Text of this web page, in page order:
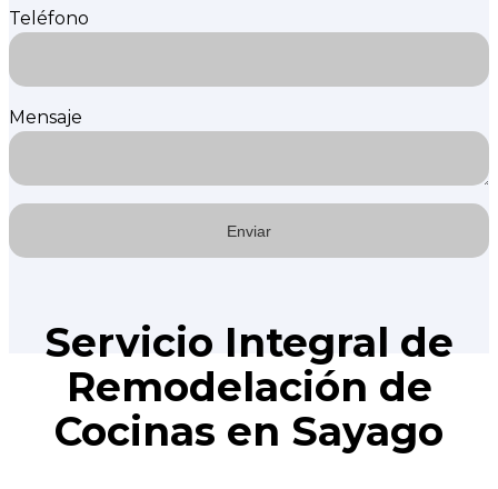
Teléfono
Mensaje
Servicio Integral de
Remodelación de
Cocinas en Sayago